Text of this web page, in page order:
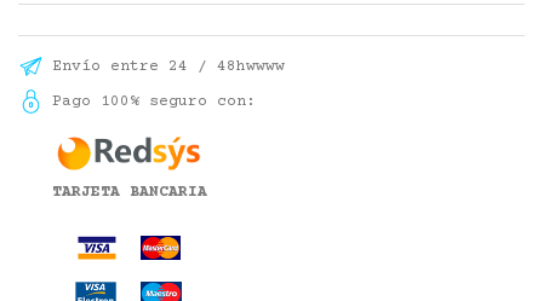
Envío entre 24 / 48hwwww
Pago 100% seguro con:
TARJETA BANCARIA